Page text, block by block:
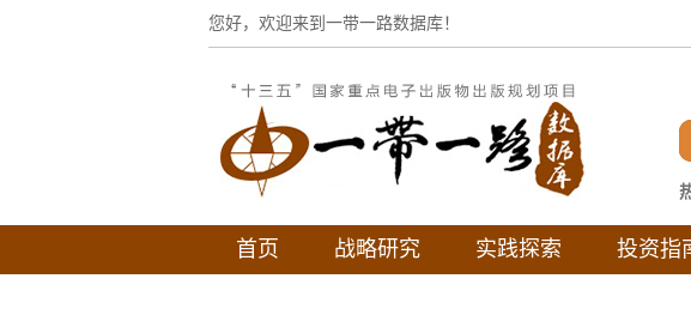
您好，欢迎来到一带一路数据库！
首页 战略研究 实践探索 投资指